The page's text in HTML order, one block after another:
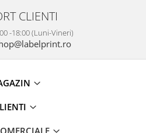
CLIENTI
-18:00 (Luni-Vineri)